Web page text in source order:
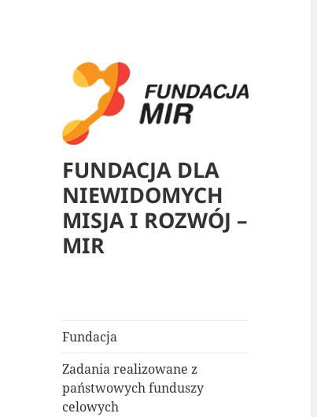
FUNDACJA DLA
NIEWIDOMYCH
MISJA I ROZWÓJ –
MIR
Fundacja
Zadania realizowane z
państwowych funduszy
celowych